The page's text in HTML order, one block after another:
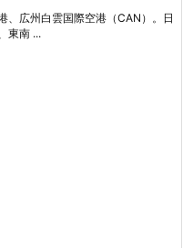
、広州白雲国際空港（CAN）。日
東南 ...